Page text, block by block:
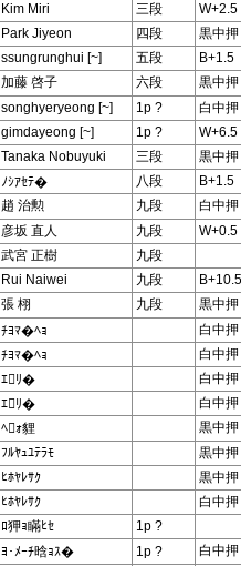
Kim Miri 三段
W+2.5
Park Jiyeon 四段
黒中
ssungrunghui [~] 五段
B+1.5
加藤 啓子 六段
黒中
songhyeryeong [~] 1p ?
白中
gimdayeong [~] 1p ?
W+6.5
Tanaka Nobuyuki 三段
黒中
ﾉｼｱｾﾃ� 八段
B+1.5
趙 治勲 九段
白中
彦坂 直人 九段
W+0.5
武宮 正樹
九段
Rui Naiwei 九段
B+10.5
張 栩 九段
黒中
ﾁﾖﾏ�ﾍｮ
白中
ﾁﾖﾏ�ﾍｮ
白中
ｴﾘ�
白中
ｴﾘ�
白中
ﾍｫ貍
黒中
ﾌﾙﾔｭﾕﾃﾗﾓ
黒中
ﾋﾎﾔﾚｻｸ
黒中
ﾋﾎﾔﾚｻｸ
白中
ﾛ狎ｮ瞞ﾋｾ
1p ?
ﾖ･ﾒｰﾁ晗ｮｽ� 1p ?
白中